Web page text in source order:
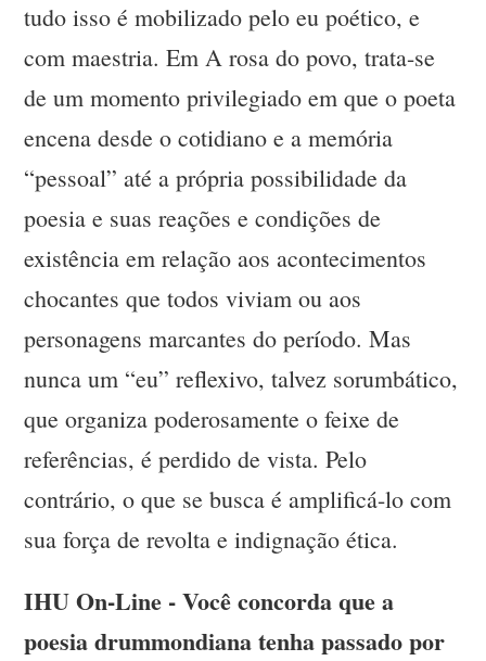
tudo isso é mobilizado pelo eu poético, e
com maestria. Em A rosa do povo, trata-se
de um momento privilegiado em que o poeta
encena desde o cotidiano e a memória
“pessoal” até a própria possibilidade da
poesia e suas reações e condições de
existência em relação aos acontecimentos
chocantes que todos viviam ou aos
personagens marcantes do período. Mas
nunca um “eu” reflexivo, talvez sorumbático,
que organiza poderosamente o feixe de
referências, é perdido de vista. Pelo
contrário, o que se busca é amplificá-lo com
sua força de revolta e indignação ética.
IHU On-Line - Você concorda que a
poesia drummondiana tenha passado por